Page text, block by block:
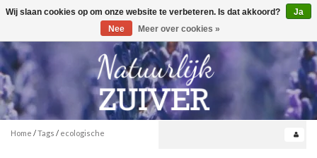
Toggle
0
Home /Tags / ecologische
Wij slaan cookies op om onze website te verbeteren. Is dat akkoord?
Ja
Nee
Meer over cookies »